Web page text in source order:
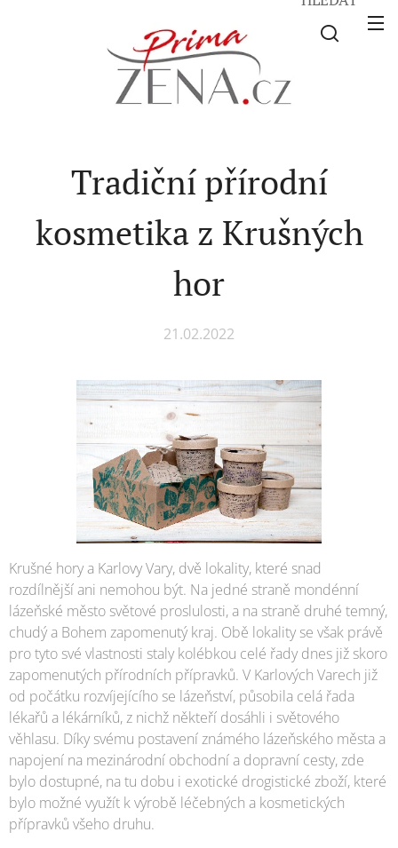
Tradiční přírodní
kosmetika z Krušných
hor
21.02.2022
Krušné hory a Karlovy Vary, dvě lokality, které snad
rozdílnější ani nemohou být. Na jedné straně mondénní
lázeňské město světové proslulosti, a na straně druhé temný,
chudý a Bohem zapomenutý kraj. Obě lokality se však právě
pro tyto své vlastnosti staly kolébkou celé řady dnes již skoro
zapomenutých přírodních přípravků. V Karlových Varech již
od počátku rozvíjejícího se lázeňství, působila celá řada
lékařů a lékárníků, z nichž někteří dosáhli i světového
věhlasu. Díky svému postavení známého lázeňského města a
napojení na mezinárodní obchodní a dopravní cesty, zde
bylo dostupné, na tu dobu i exotické drogistické zboží, které
bylo možné využít k výrobě léčebných a kosmetických
přípravků všeho druhu.